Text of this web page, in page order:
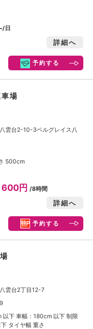
日
詳細へ
予約する
場
雲台2-10-3ベルグレイス八
500cm
600円 /8時間
詳細へ
予約する
雲台2丁目12-7
下 車幅：180cm 以下 制限
タイヤ幅 重さ